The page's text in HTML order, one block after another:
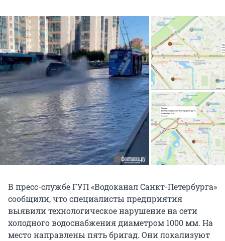
В пресс-службе ГУП «Водоканал Санкт-Петербурга»
сообщили, что специалисты предприятия
выявили технологическое нарушение на сети
холодного водоснабжения диаметром 1000 мм. На
место направлены пять бригад. Они локализуют